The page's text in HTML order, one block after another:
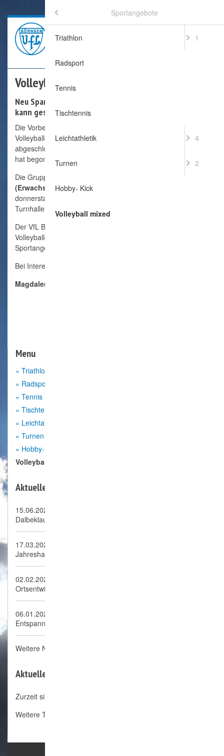
Volleyball
Neu Sparte Volleyball: Ab jetzt
kann geschmettert werden!
Die Vorbereitungen für den Start der
Volleyballgruppe sind nun
abgeschlossen und der Spielbetrieb
hat begonnen.
Die Gruppe
(Erwachsene)trifft sich immer
donnerstags ab 20:30Uhr in der
Turnhalle.
Der VfL Börnsen freut sich, mit der
Volleyballgruppe sein umfangreiches
Sportangebot erweitern zu können.
Bei Interesse bitte melden bei:
Magdalena Wendt, Tel. 01775006368
Menu
Triathlon
Radsport
Tennis
Tischtennis
Leichtathletik
Turnen
Hobby- Kick
Volleyball mixed
Aktuelle News:
15.06.2026
Dalbeklauf Börnsen, neue Auflage ein voller Erfolg!
17.03.2026
Jahreshauptversammlung 2026
02.02.2026
Ortsentwicklungskonzept OEK Börnsen
06.01.2026
Entspannung, autogenes Training
Weitere News
Aktuelle Termine:
Zurzeit sind keine Nachrichten vorhanden.
Weitere Termine
Startseite
Termine
Sportangebote
Vereinsinformation
Links
Kontakt
Dalbeklauf Börnsen 2026
Sportangebote
Triathlon 1
Radsport
Tennis
Tischtennis
Leichtathletik 4
Turnen 2
Hobby- Kick
Volleyball mixed